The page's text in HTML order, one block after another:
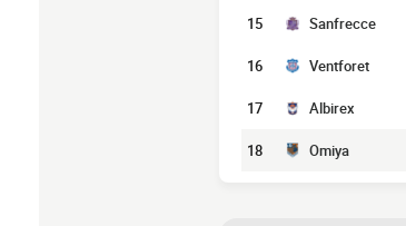
15 Sanfrecce
16 Ventforet
17 Albirex
18 Omiya